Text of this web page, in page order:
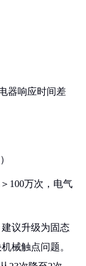
器响应时间差
100万次，电气
议升级为固态
械触点问题。